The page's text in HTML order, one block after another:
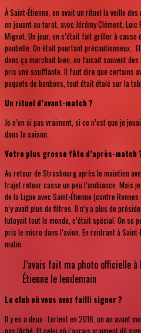
À Saint-Étienne, on avait un rituel la veille
en jouant au tarot, avec Jérémy Clément,
Mignot. Un jour, on s’était fait griller à cause
poubelle. On était pourtant précautionneux…
donc ça marchait bien, on faisait souvent
pris une soufflante. Il faut dire que certains
paquets de bonbons, tout était étalé sur la
Un rituel d’avant-match ?
Je n’en ai pas vraiment, si ce n’est que je
dans la saison.
Votre plus grosse fête d’après-match
Au retour de Strasbourg après le maintien
trajet retour casse un peu l’ambiance. Mais
de la Ligue avec Saint-Étienne (contre
n’y avait plus de filtres. Il n’y a plus de
tutoyait tout le monde, c’était spécial. On se
pris le micro dans l’avion. En rentrant à
matin.
J’avais fait ma photo officielle
Étienne le lendemain
Le club où vous avez failli signer ?
Il y en a deux : Lorient en 2016, un an avant
pas lâché. Et celui où j’aurais vraiment dû